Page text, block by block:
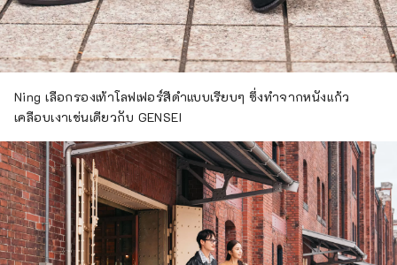
Ning เลือกรองเท้าโลฟเฟอร์สีดำแบบเรียบๆ ซึ่งทำจากหนังแก้ว
เคลือบเงาเช่นเดียวกับ GENSEI